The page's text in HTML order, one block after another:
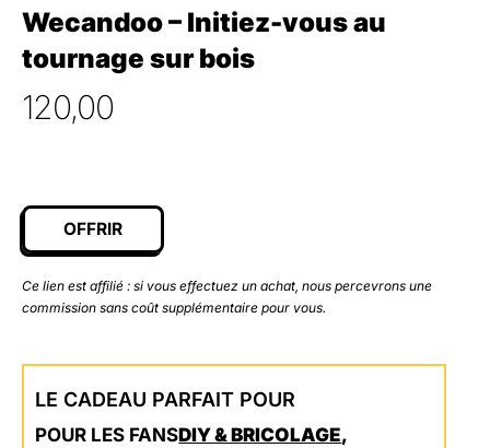
Wecandoo – Initiez-vous au
tournage sur bois
120,00
OFFRIR
Ce lien est affilié : si vous effectuez un achat, nous percevrons une
commission sans coût supplémentaire pour vous.
LE CADEAU PARFAIT POUR
POUR LES FANSDIY & BRICOLAGE,